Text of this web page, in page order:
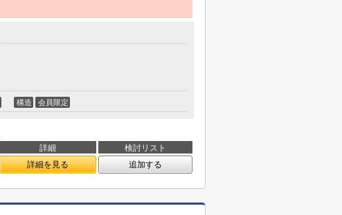
構造 会員限定
詳細 検討リスト
詳細を見る 追加する